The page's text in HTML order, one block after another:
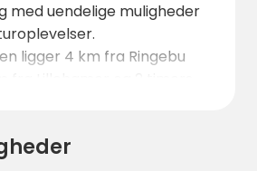
med uendelige muligheder
ligger 4 km fra Ringebu
fra Lillehamer og 2 timers
Galdhøpiggen.